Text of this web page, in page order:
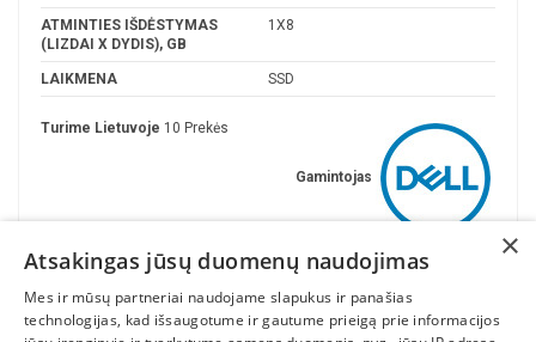
ATMINTIES IŠDĖSTYMAS
(LIZDAI X DYDIS), GB
1X8
LAIKMENA SSD
Gamintojas
Turime Lietuvoje 10 Prekės
×
Atsakingas jūsų duomenų naudojimas
Mes ir mūsų partneriai naudojame slapukus ir panašias
technologijas, kad išsaugotume ir gautume prieigą prie informacijos